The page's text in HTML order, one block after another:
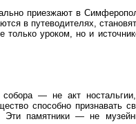
приезжают в
в путеводителях,
только уроком, но и
собора — не акт
способно признавать
Эти памятники — не